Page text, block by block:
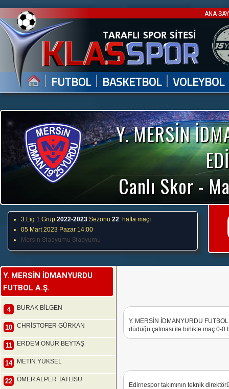
ANA
| FUTBOL | BASKETBOL | VOLEYBOL
Y. MERSİN
Canlı Skor -
3.Lig 1.Grup 2022-2023 Sezonu 22. hafta maçı
05 Mart 2023 Pazar 14:00
Mersin Stadyumu Stadyumu
Y. MERSİN İDMANYURDU
FUTBOL A.Ş.
4 BURAK BİLGEN
10 CHRİSTOFER GÜRKAN
11 ERDEM ONUR BEYTAŞ
14 METİN YÜKSEL
22 ÖMER ALPER TATLISU
Y. MERSİN İDMANYURDU
düdüğü çalması ile birlikte maç 0-0
Edirnespor takımının teknik